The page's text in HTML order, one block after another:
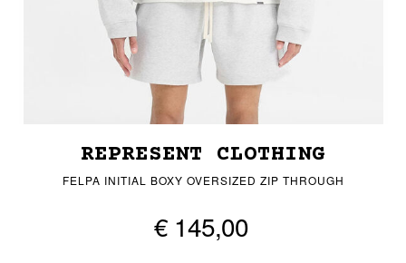
REPRESENT CLOTHING
FELPA INITIAL BOXY OVERSIZED ZIP THROUGH
€ 145,00